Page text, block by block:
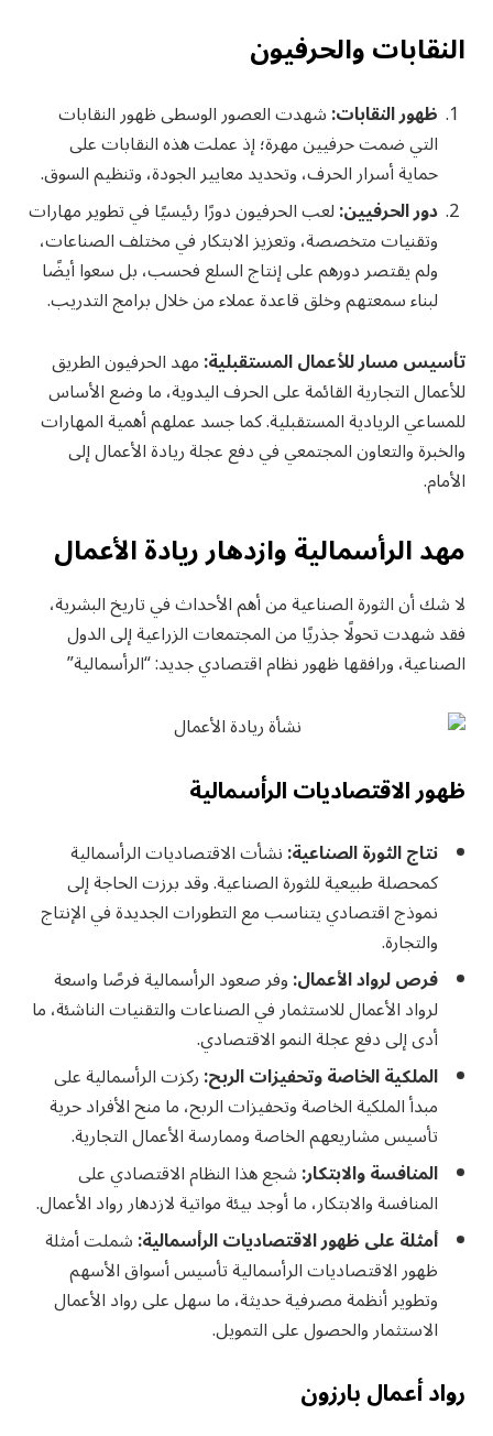
النقابات والحرفيون
ظهور النقابات:شهدت العصور الوسطى ظهور النقابات
التي ضمت حرفيين مهرة؛ إذ عملت هذه النقابات على
حماية أسرار الحرف، وتحديد معايير الجودة، وتنظيم السوق.
دور الحرفيين:لعب الحرفيون دورًا رئيسيًا في تطوير مهارات
وتقنيات متخصصة، وتعزيز الابتكار في مختلف الصناعات،
ولم يقتصر دورهم على إنتاج السلع فحسب، بل سعوا أيضًا
لبناء سمعتهم وخلق قاعدة عملاء من خلال برامج التدريب.
تأسيس مسار للأعمال المستقبلية:مهد الحرفيون الطريق
للأعمال التجارية القائمة على الحرف اليدوية، ما وضع الأساس
للمساعي الريادية المستقبلية. كما جسد عملهم أهمية المهارات
والخبرة والتعاون المجتمعي في دفع عجلة ريادة الأعمال إلى
الأمام.
مهد الرأسمالية وازدهار ريادة الأعمال
لا شك أن الثورة الصناعية من أهم الأحداث في تاريخ البشرية،
فقد شهدت تحولًا جذريًا من المجتمعات الزراعية إلى الدول
الصناعية، ورافقها ظهور نظام اقتصادي جديد: “الرأسمالية”
ظهور الاقتصاديات الرأسمالية
نتاج الثورة الصناعية:نشأت الاقتصاديات الرأسمالية
كمحصلة طبيعية للثورة الصناعية. وقد برزت الحاجة إلى
نموذج اقتصادي يتناسب مع التطورات الجديدة في الإنتاج
والتجارة.
فرص لرواد الأعمال:وفر صعود الرأسمالية فرصًا واسعة
لرواد الأعمال للاستثمار في الصناعات والتقنيات الناشئة، ما
أدى إلى دفع عجلة النمو الاقتصادي.
الملكية الخاصة وتحفيزات الربح:ركزت الرأسمالية على
مبدأ الملكية الخاصة وتحفيزات الربح، ما منح الأفراد حرية
تأسيس مشاريعهم الخاصة وممارسة الأعمال التجارية.
المنافسة والابتكار:شجع هذا النظام الاقتصادي على
المنافسة والابتكار، ما أوجد بيئة مواتية لازدهار رواد الأعمال.
أمثلة على ظهور الاقتصاديات الرأسمالية:شملت أمثلة
ظهور الاقتصاديات الرأسمالية تأسيس أسواق الأسهم
وتطوير أنظمة مصرفية حديثة، ما سهل على رواد الأعمال
الاستثمار والحصول على التمويل.
رواد أعمال بارزون